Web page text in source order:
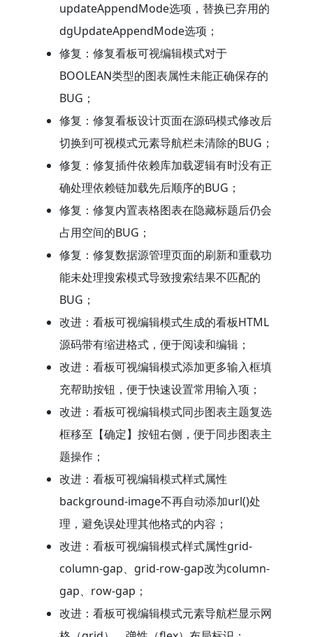
updateAppendMode选项，替换已弃用的
dgUpdateAppendMode选项；
修复：修复看板可视编辑模式对于
BOOLEAN类型的图表属性未能正确保存的
BUG；
修复：修复看板设计页面在源码模式修改后
切换到可视模式元素导航栏未清除的BUG；
修复：修复插件依赖库加载逻辑有时没有正
确处理依赖链加载先后顺序的BUG；
修复：修复内置表格图表在隐藏标题后仍会
占用空间的BUG；
修复：修复数据源管理页面的刷新和重载功
能未处理搜索模式导致搜索结果不匹配的
BUG；
改进：看板可视编辑模式生成的看板HTML
源码带有缩进格式，便于阅读和编辑；
改进：看板可视编辑模式添加更多输入框填
充帮助按钮，便于快速设置常用输入项；
改进：看板可视编辑模式同步图表主题复选
框移至【确定】按钮右侧，便于同步图表主
题操作；
改进：看板可视编辑模式样式属性
background-image不再自动添加url()处
理，避免误处理其他格式的内容；
改进：看板可视编辑模式样式属性grid-
column-gap、grid-row-gap改为column-
gap、row-gap；
改进：看板可视编辑模式元素导航栏显示网